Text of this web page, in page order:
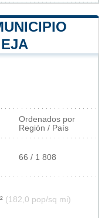
Ordenados por
Región / País
66 / 1 808
(182,0 pop/sq mi)